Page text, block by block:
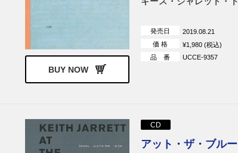
BUY NOW
発売日
2019.08.21
価 格
¥1,980 (税込)
品 番
UCCE-9357
CD
アット・ザ・ブル